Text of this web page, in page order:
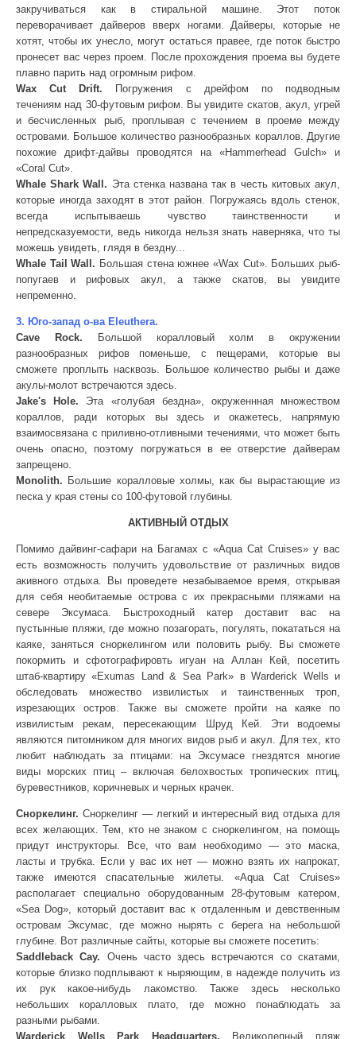
закручиваться как в стиральной машине. Этот поток
переворачивает дайверов вверх ногами. Дайверы, которые не
хотят, чтобы их унесло, могут остаться правее, где поток быстро
пронесет вас через проем. После прохождения проема вы будете
плавно парить над огромным рифом.
Wax Cut Drift. Погружения с дрейфом по подводным
течениям над 30-футовым рифом. Вы увидите скатов, акул, угрей
и бесчисленных рыб, проплывая с течением в проеме между
островами. Большое количество разнообразных кораллов. Другие
похожие дрифт-дайвы проводятся на «Hammerhead Gulch» и
«Coral Cut».
Whale Shark Wall. Эта стенка названа так в честь китовых акул,
которые иногда заходят в этот район. Погружаясь вдоль стенок,
всегда испытываешь чувство таинственности и
непредсказуемости, ведь никогда нельзя знать наверняка, что ты
можешь увидеть, глядя в бездну...
Whale Tail Wall. Большая стена южнее «Wax Cut». Больших рыб-
попугаев и рифовых акул, а также скатов, вы увидите
непременно.
3. Юго-запад о-ва Eleuthera.
Cave Rock. Большой коралловый холм в окружении
разнообразных рифов поменьше, с пещерами, которые вы
сможете проплыть насквозь. Большое количество рыбы и даже
акулы-молот встречаются здесь.
Jake's Hole. Эта «голубая бездна», окруженнная множеством
кораллов, ради которых вы здесь и окажетесь, напрямую
взаимосвязана с приливно-отливными течениями, что может быть
очень опасно, поэтому погружаться в ее отверстие дайверам
запрещено.
Monolith. Большие коралловые холмы, как бы вырастающие из
песка у края стены со 100-футовой глубины.
АКТИВНЫЙ ОТДЫХ
Помимо дайвинг-сафари на Багамах с «Aqua Cat Cruises» у вас
есть возможность получить удовольствие от различных видов
акивного отдыха. Вы проведете незабываемое время, открывая
для себя необитаемые острова с их прекрасными пляжами на
севере Эксумаса. Быстроходный катер доставит вас на
пустынные пляжи, где можно позагорать, погулять, покататься на
каяке, заняться сноркелингом или половить рыбу. Вы сможете
покормить и сфотографировть игуан на Аллан Кей, посетить
штаб-квартиру «Exumas Land & Sea Park» в Warderick Wells и
обследовать множество извилистых и таинственных троп,
изрезающих остров. Также вы сможете пройти на каяке по
извилистым рекам, пересекающим Шруд Кей. Эти водоемы
являются питомником для многих видов рыб и акул. Для тех, кто
любит наблюдать за птицами: на Эксумасе гнездятся многие
виды морских птиц – включая белохвостых тропических птиц,
буревестников, коричневых и черных крачек.
Сноркелинг. Сноркелинг — легкий и интересный вид отдыха для
всех желающих. Тем, кто не знаком с сноркелингом, на помощь
придут инструкторы. Все, что вам необходимо — это маска,
ласты и трубка. Если у вас их нет — можно взять их напрокат,
также имеются спасательные жилеты. «Aqua Cat Cruises»
располагает специально оборудованным 28-футовым катером,
«Sea Dog», который доставит вас к отдаленным и девственным
островам Эксумас, где можно нырять с берега на небольшой
глубине. Вот различные сайты, которые вы сможете посетить:
Saddleback Cay. Очень часто здесь встречаются со скатами,
которые близко подплывают к ныряющим, в надежде получить из
их рук какое-нибудь лакомство. Также здесь несколько
небольших коралловых плато, где можно понаблюдать за
разными рыбами.
Warderick Wells Park Headquarters. Великолепный пляж